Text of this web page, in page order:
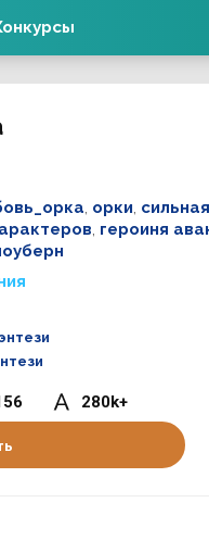
орки
героиня
280k+